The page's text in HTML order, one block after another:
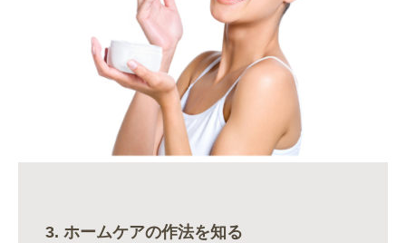
3. ホームケアの作法を知る
日々
の積
み重
年・